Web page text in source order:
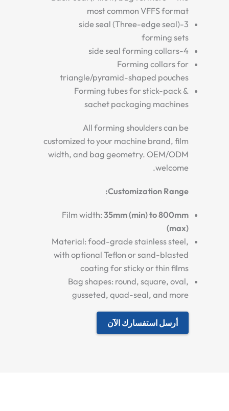
most common VFFS format
3-side seal (Three-edge seal)
forming sets
4-side seal forming collars
Forming collars for
triangle/pyramid-shaped pouches
Forming tubes for stick-pack &
sachet packaging machines
All forming shoulders can be
customized to your machine brand, film
width, and bag geometry. OEM/ODM
welcome.
Customization Range:
Film width: 35mm (min) to 800mm
(max)
Material: food-grade stainless steel,
with optional Teflon or sand-blasted
coating for sticky or thin films
Bag shapes: round, square, oval,
gusseted, quad-seal, and more
أرسل استفسارك الآن